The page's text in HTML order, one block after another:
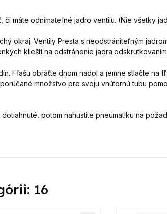
máte odnímateľné jadro ventilu. (Nie všetky
okraj. Ventily Presta s neodstrániteľným
klieští na odstránenie jadra
Fľašu obráťte dnom nadol a jemne stlačte na
množstvo pre svoju vnútornú tubu
potom nahustite pneumatiku na
16